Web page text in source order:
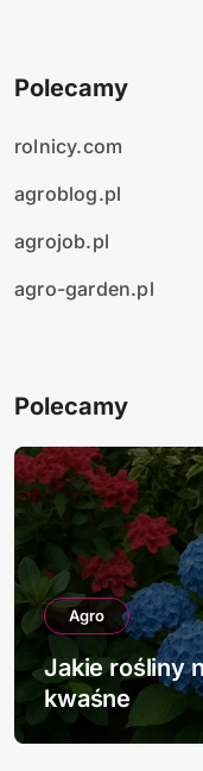
Polecamy
rolnicy.com
agroblog.pl
agrojob.pl
agro-garden.pl
Polecamy
Agro
Jakie rośliny
kwaśne